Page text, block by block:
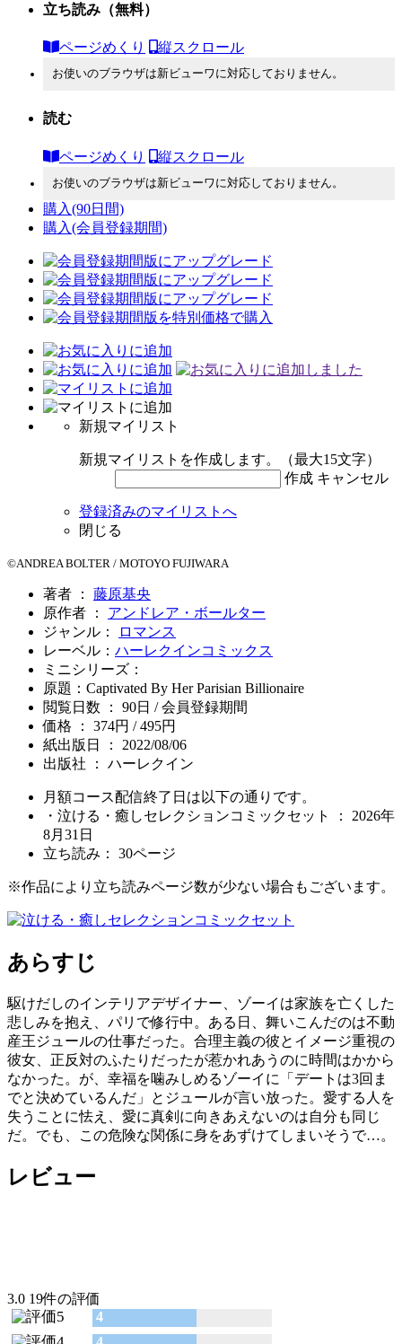
立ち読み （無料）
ページめくり 縦スクロール
お使いのブラウザは新ビューワに対応しておりません。
読む
ページめくり 縦スクロール
お使いのブラウザは新ビューワに対応しておりません。
購入(90日間)
購入(会員登録期間)
新規マイリスト
新規マイリストを作成します。（最大15文字）
作成 キャンセル
登録済みのマイリストへ
閉じる
©ANDREA BOLTER / MOTOYO FUJIWARA
著者 ： 藤原基央
原作者 ： アンドレア・ボールター
ジャンル：
ロマンス
レーベル： ハーレクインコミックス
ミニシリーズ：
原題：Captivated By Her Parisian Billionaire
閲覧日数 ： 90日 / 会員登録期間
価格 ： 374円 / 495円
紙出版日 ： 2022/08/06
出版社 ： ハーレクイン
月額コース配信終了日は以下の通りです。
・泣ける・癒しセレクションコミックセット ： 2026年
8月31日
立ち読み： 30ページ
※作品により立ち読みページ数が少ない場合もございます。
あらすじ
駆けだしのインテリアデザイナー、ゾーイは家族を亡くした
悲しみを抱え、パリで修行中。ある日、舞いこんだのは不動
産王ジュールの仕事だった。合理主義の彼とイメージ重視の
彼女、正反対のふたりだったが惹かれあうのに時間はかから
なかった。が、幸福を噛みしめるゾーイに「デートは3回ま
でと決めているんだ」とジュールが言い放った。愛する人を
失うことに怯え、愛に真剣に向きあえないのは自分も同じ
だ。でも、この危険な関係に身をあずけてしまいそうで…。
レビュー
3.0 19件の評価
4